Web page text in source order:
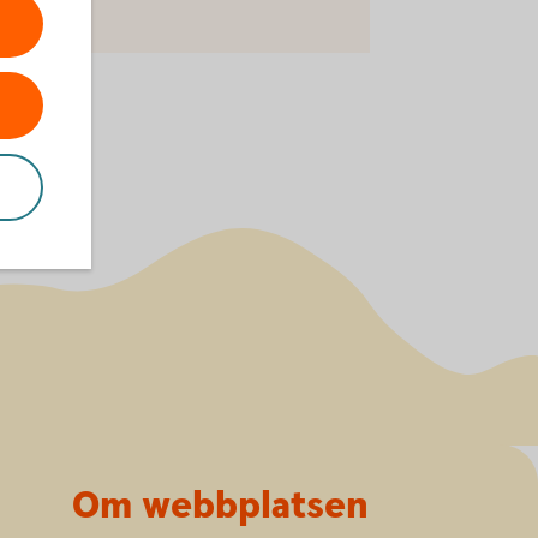
Om webbplatsen